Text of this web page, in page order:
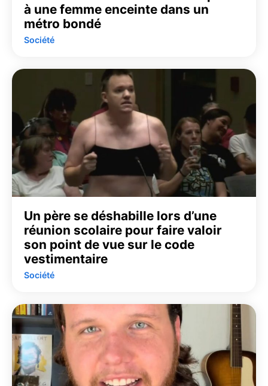
à une femme enceinte dans un
métro bondé
Société
Un père se déshabille lors d’une
réunion scolaire pour faire valoir
son point de vue sur le code
vestimentaire
Société